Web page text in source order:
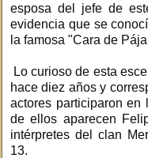
esposa del jefe de
evidencia que se
la famosa "Cara de
Lo curioso de esta
hace diez años y
actores participaron en
de ellos aparecen
intérpretes del clan
13.